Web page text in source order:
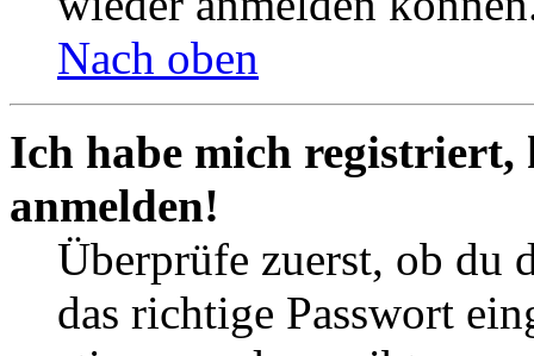
Nach oben
Ich habe mich
anmelden!
Überprüfe zuerst, ob du
das richtige Passwort